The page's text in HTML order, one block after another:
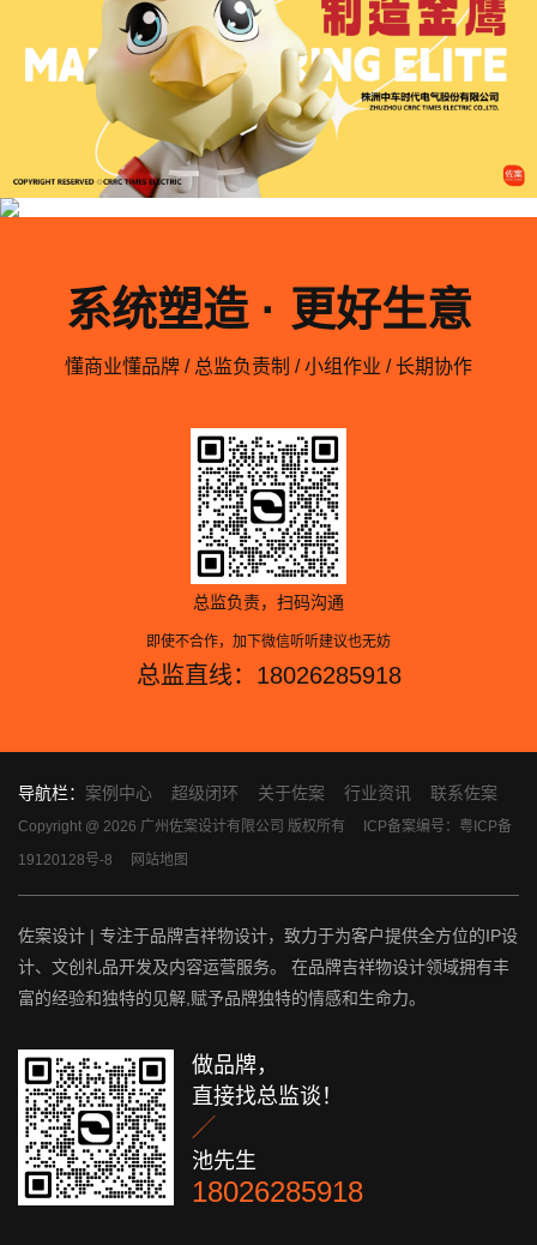
系统塑造 · 更好生意
懂商业懂品牌 / 总监负责制 / 小组作业 / 长期协作
总监负责，扫码沟通
即使不合作，加下微信听听建议也无妨
总监直线：18026285918
导航栏： 案例中心 超级闭环 关于佐案 行业资讯 联系佐案
Copyright @ 2026 广州佐案设计有限公司 版权所有
ICP备案编号：粤ICP备
19120128号-8
网站地图
佐案设计 | 专注于品牌吉祥物设计，致力于为客户提供全方位的IP设
计、文创礼品开发及内容运营服务。 在品牌吉祥物设计领域拥有丰
富的经验和独特的见解,赋予品牌独特的情感和生命力。
做品牌，
直接找总监谈！

池先生
18026285918